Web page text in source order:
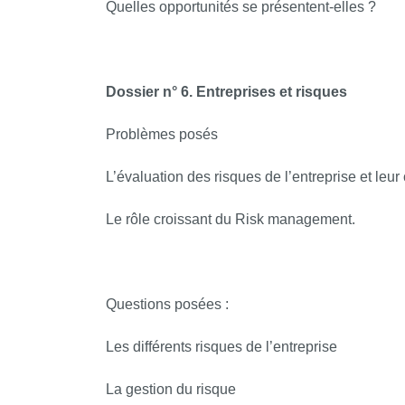
Quelles opportunités se présentent-elles ?
Dossier n° 6. Entreprises et risques
Problèmes posés
L’évaluation des risques de l’entreprise et leur
Le rôle croissant du Risk management.
Questions posées :
Les différents risques de l’entreprise
La gestion du risque